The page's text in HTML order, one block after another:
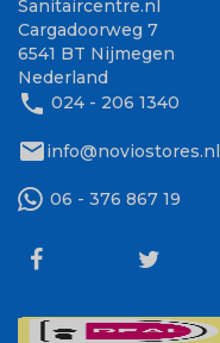
Sanitaircentre.nl
Cargadoorweg 7
6541 BT Nijmegen
Nederland
phone 024 - 206 1340
mailinfo@noviostores.nl
06 - 376 867 19